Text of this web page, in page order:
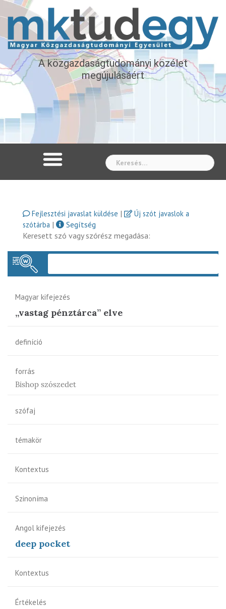
A közgazdaságtudományi közélet
megújulásáért
Fejlesztési javaslat küldése |
Új szót javaslok a
szótárba |
Segítség
Keresett szó vagy szórész megadása:
Magyar kifejezés
„vastag pénztárca” elve
definíció
forrás
Bishop szószedet
szófaj
témakör
Kontextus
Szinoníma
Angol kifejezés
deep pocket
Kontextus
Értékelés